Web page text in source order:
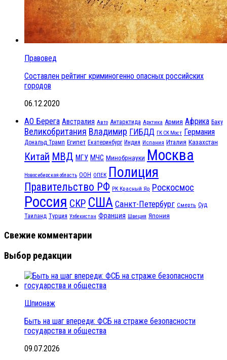
Правовед
Составлен рейтинг криминогенно опасных российских
городов
06.12.2020
АО Берега Австралия Авто Антарктида Арктика Армия Африка Баку
Великобритания Владимир ГИБДД ГК СК Мост Германия
Дональд Трамп Египет Екатеринбург Индия Испания Италия Казахстан
Китай МВД МГУ МЧС Минобрнауки Москва
Новосибирская область ООН ОПЕК Полиция
Правительство РФ РК Красный Яр Роскосмос
Россия СКР США Санкт-Петербург Смерть Суд
Таиланд Турция Узбекистан Франция Швеция Япония
Свежие комментарии
Выбор редакции
Шпионаж
Быть на шаг впереди: ФСБ на страже безопасности
государства и общества
09.07.2026